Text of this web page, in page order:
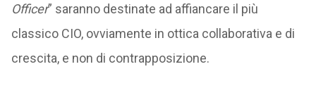
Officer” saranno destinate ad affiancare il più
classico CIO, ovviamente in ottica collaborativa e di
crescita, e non di contrapposizione.